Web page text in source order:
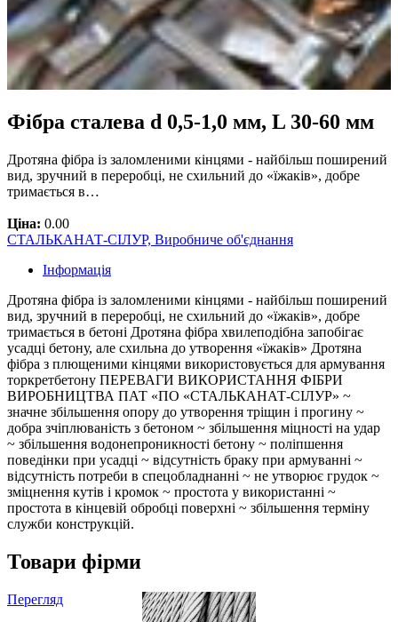
Фібра сталева d 0,5-1,0 мм, L 30-60 мм
Дротяна фібра із заломленими кінцями - найбільш поширений
вид, зручний в переробці, не схильний до «їжаків», добре
тримається в…
Ціна: 0.00
СТАЛЬКАНАТ-СІЛУР, Виробниче об'єднання
Інформація
Дротяна фібра із заломленими кінцями - найбільш поширений
вид, зручний в переробці, не схильний до «їжаків», добре
тримається в бетоні Дротяна фібра хвилеподібна запобігає
усадці бетону, але схильна до утворення «їжаків» Дротяна
фібра з плющеними кінцями використовується для армування
торкретбетону ПЕРЕВАГИ ВИКОРИСТАННЯ ФІБРИ
ВИРОБНИЦТВА ПАТ «ПО «СТАЛЬКАНАТ-СІЛУР» ~
значне збільшення опору до утворення тріщин і прогину ~
добра зчіплюваність з бетоном ~ збільшення міцності на удар
~ збільшення водонепроникності бетону ~ поліпшення
поведінки при усадці ~ відсутність браку при армуванні ~
відсутність потреби в спецобладнанні ~ не утворює грудок ~
зміцнення кутів і кромок ~ простота у використанні ~
простота в кінцевій обробці поверхні ~ збільшення терміну
служби конструкцій.
Товари фірми
Перегляд